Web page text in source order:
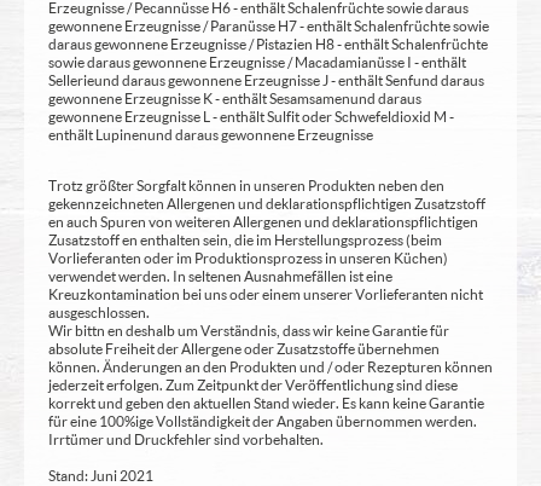
Erzeugnisse / Pecannüsse H6 - enthält Schalenfrüchte sowie daraus
gewonnene Erzeugnisse / Paranüsse H7 - enthält Schalenfrüchte sowie
daraus gewonnene Erzeugnisse / Pistazien H8 - enthält Schalenfrüchte
sowie daraus gewonnene Erzeugnisse / Macadamianüsse I - enthält
Sellerie und daraus gewonnene Erzeugnisse J - enthält Senf und daraus
gewonnene Erzeugnisse K - enthält Sesamsamen und daraus
gewonnene Erzeugnisse L - enthält Sulfit oder Schwefeldioxid M -
enthält Lupinen und daraus gewonnene Erzeugnisse
Trotz größter Sorgfalt können in unseren Produkten neben den
gekennzeichneten Allergenen und deklarationspflichtigen Zusatzstoff
en auch Spuren von weiteren Allergenen und deklarationspflichtigen
Zusatzstoff en enthalten sein, die im Herstellungsprozess (beim
Vorlieferanten oder im Produktionsprozess in unseren Küchen)
verwendet werden. In seltenen Ausnahmefällen ist eine
Kreuzkontamination bei uns oder einem unserer Vorlieferanten nicht
ausgeschlossen.
Wir bittn en deshalb um Verständnis, dass wir keine Garantie für
absolute Freiheit der Allergene oder Zusatzstoffe übernehmen
können. Änderungen an den Produkten und / oder Rezepturen können
jederzeit erfolgen. Zum Zeitpunkt der Veröffentlichung sind diese
korrekt und geben den aktuellen Stand wieder. Es kann keine Garantie
für eine 100%ige Vollständigkeit der Angaben übernommen werden.
Irrtümer und Druckfehler sind vorbehalten.
Stand: Juni 2021